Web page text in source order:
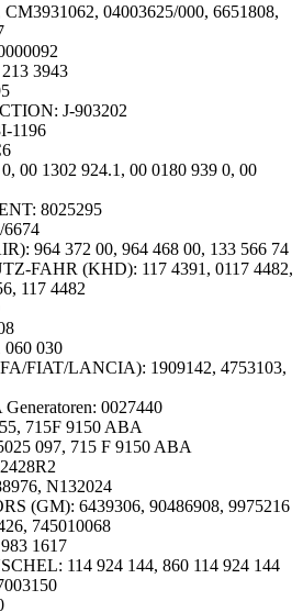
04003625/000, 6651808,
3943
J-903202
1196
00 1302 924.1, 00 0180 939 0, 00
8025295
964 372 00, 964 468 00, 133 566 74
FAHR (KHD): 117 4391, 0117 4482,
117 4482
060 030
FIAT/LANCIA): 1909142, 4753103,
0027440
715F 9150 ABA
097, 715 F 9150 ABA
N132024
(GM): 6439306, 90486908, 9975216
745010068
1617
114 924 144, 860 114 924 144